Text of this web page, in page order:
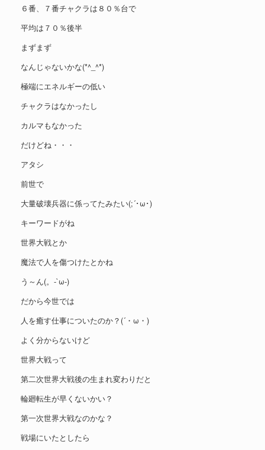
６番、７番チャクラは８０％台で
平均は７０％後半
まずまず
なんじゃないかな(*^_^*)
極端にエネルギーの低い
チャクラはなかったし
カルマもなかった
だけどね・・・
アタシ
前世で
大量破壊兵器に係ってたみたい(;´･ω･)
キーワードがね
世界大戦とか
魔法で人を傷つけたとかね
う～ん(。-`ω-)
だから今世では
人を癒す仕事についたのか？(´・ω・)
よく分からないけど
世界大戦って
第二次世界大戦後の生まれ変わりだと
輪廻転生が早くないかい？
第一次世界大戦なのかな？
戦場にいたとしたら